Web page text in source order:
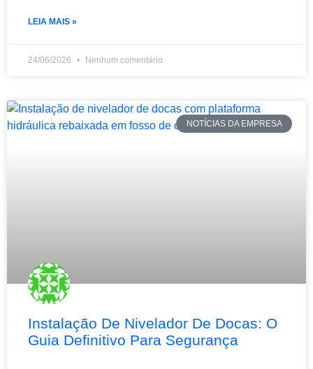
LEIA MAIS »
24/06/2026 Nenhum comentário
NOTÍCIAS DA EMPRESA
Instalação De Nivelador De Docas: O
Guia Definitivo Para Segurança